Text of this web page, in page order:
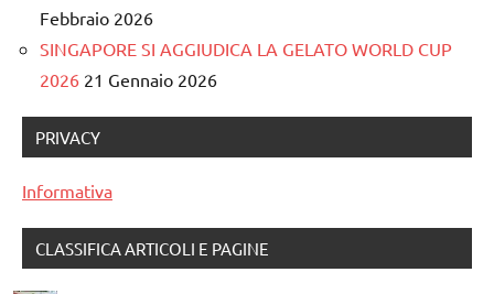
Febbraio 2026
SINGAPORE SI AGGIUDICA LA GELATO WORLD CUP
2026 21 Gennaio 2026
PRIVACY
Informativa
CLASSIFICA ARTICOLI E PAGINE